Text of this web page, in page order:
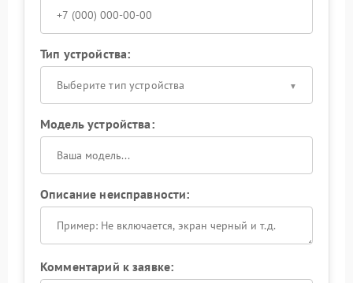
Тип устройства:
Выберите тип устройства
Модель устройства:
Описание неисправности:
Комментарий к заявке: